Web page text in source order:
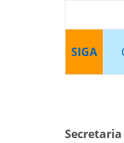
SIGA
Secretaria